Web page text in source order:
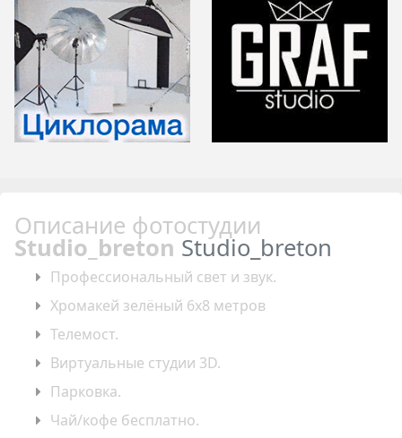
Описание фотостудии
Studio_breton Studio_breton
Профессиональный свет и звук.
Хромакей зелёный 6x8 метров
Телемост.
Виртуальные студии 3D.
Парковка.
Чай/кофе бесплатно.